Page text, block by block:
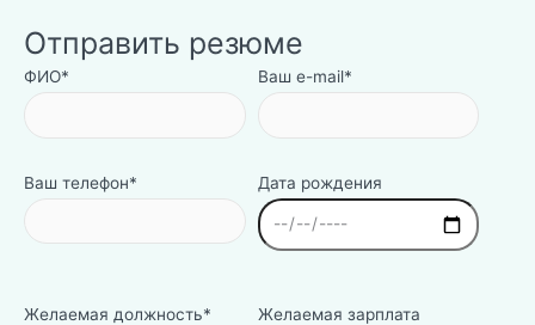
Отправить резюме
ФИО*
Ваш телефон*
Ваш e-mail*
Дата рождения
Желаемая должность* Желаемая зарплата